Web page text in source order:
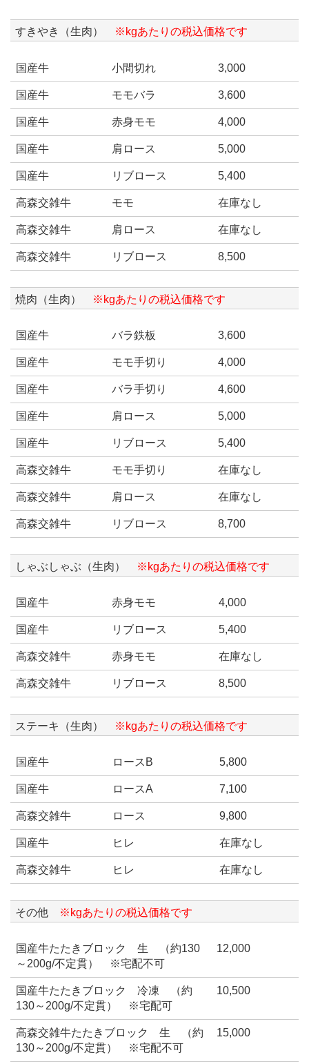
すきやき（生肉） ※kgあたりの税込価格です
国産牛 小間切れ 3,000
国産牛 モモバラ 3,600
国産牛 赤身モモ 4,000
国産牛 肩ロース 5,000
国産牛 リブロース 5,400
高森交雑牛 モモ 在庫なし
高森交雑牛 肩ロース 在庫なし
高森交雑牛 リブロース 8,500
焼肉（生肉） ※kgあたりの税込価格です
国産牛 バラ鉄板 3,600
国産牛 モモ手切り 4,000
国産牛 バラ手切り 4,600
国産牛 肩ロース 5,000
国産牛 リブロース 5,400
高森交雑牛 モモ手切り 在庫なし
高森交雑牛 肩ロース 在庫なし
高森交雑牛 リブロース 8,700
しゃぶしゃぶ（生肉） ※kgあたりの税込価格です
国産牛 赤身モモ 4,000
国産牛 リブロース 5,400
高森交雑牛 赤身モモ 在庫なし
高森交雑牛 リブロース 8,500
ステーキ（生肉） ※kgあたりの税込価格です
国産牛 ロースB 5,800
国産牛 ロースA 7,100
高森交雑牛 ロース 9,800
国産牛 ヒレ 在庫なし
高森交雑牛 ヒレ 在庫なし
その他 ※kgあたりの税込価格です
国産牛たたきブロック 生 （約130
～200g/不定貫） ※宅配不可
12,000
国産牛たたきブロック 冷凍 （約
130～200g/不定貫） ※宅配可
10,500
高森交雑牛たたきブロック 生 （約
130～200g/不定貫） ※宅配不可
15,000